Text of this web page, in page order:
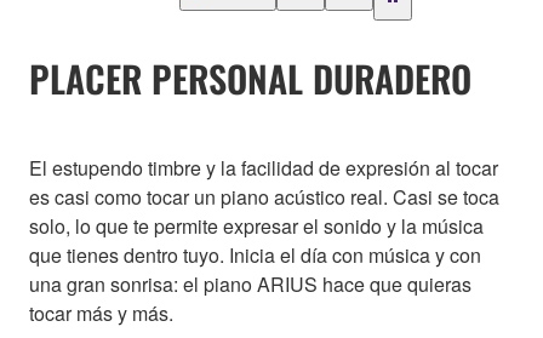
PLACER PERSONAL DURADERO
El estupendo timbre y la facilidad de expresión al tocar
es casi como tocar un piano acústico real. Casi se toca
solo, lo que te permite expresar el sonido y la música
que tienes dentro tuyo. Inicia el día con música y con
una gran sonrisa: el piano ARIUS hace que quieras
tocar más y más.